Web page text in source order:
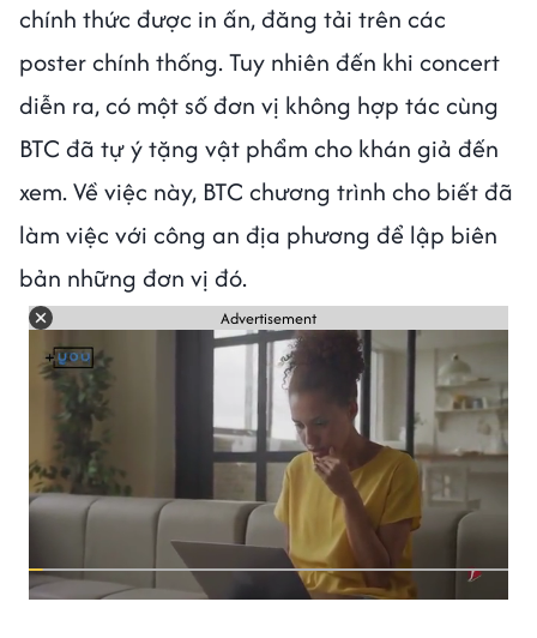
chính thức được in ấn, đăng tải trên các
poster chính thống. Tuy nhiên đến khi concert
diễn ra, có một số đơn vị không hợp tác cùng
BTC đã tự ý tặng vật phẩm cho khán giả đến
xem. Về việc này, BTC chương trình cho biết đã
làm việc với công an địa phương để lập biên
bản những đơn vị đó.
Advertisement